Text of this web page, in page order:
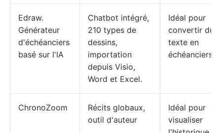
Edraw.
Générateur
d'échéanciers
basé sur l'IA
Chatbot intégré,
210 types de
dessins,
importation
depuis Visio,
Word et Excel.
Idéal pour
convertir du
texte en
échéanciers
ChronoZoom
Récits globaux,
outil d'auteur
Idéal pour
visualiser